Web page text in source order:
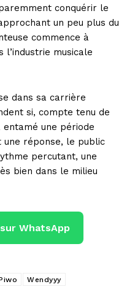
conquérir le
un peu plus du
commence à
musicale
dans sa carrière
si, compte tenu de
une période
réponse, le public
percutant, une
bien dans le milieu
WhatsApp
Wendyyy